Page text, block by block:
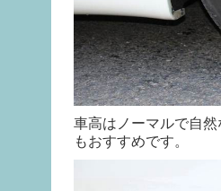
車高はノーマルで自
もおすすめです。